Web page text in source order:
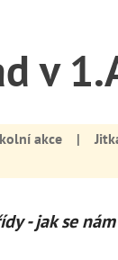
v
akce |
- jak se